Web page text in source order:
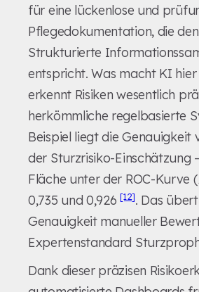
für eine lückenlose und
Pflegedokumentation, die
Strukturierte
entspricht. Was macht KI hier
erkennt Risiken wesentlich
herkömmliche regelbasierte
Beispiel liegt die Genauigkeit
der Sturzrisiko-Einschätzung
Fläche unter der ROC-Kurve
0,735 und 0,926[12]. Das
Genauigkeit manueller
Expertenstandard
Dank dieser präzisen